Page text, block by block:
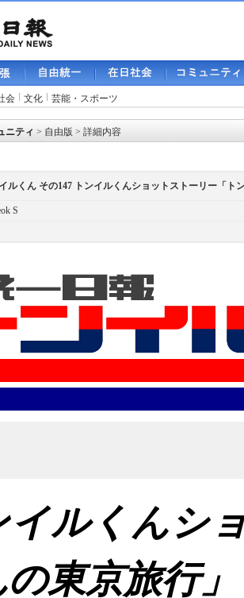
会 文化 芸能・スポーツ
ニティ > 自由版 > 詳細内容
イルくん その147 トンイルくんショットストーリー「ト
S
イルくんシ
の東京旅行